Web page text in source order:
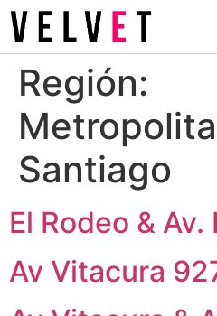
Región:
Santiago
El Rodeo & Av.
Av Vitacura